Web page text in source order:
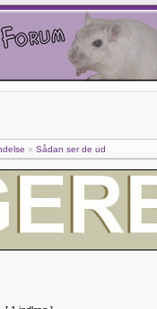
» Sådan ser de ud